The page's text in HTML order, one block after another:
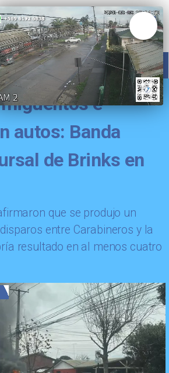
LOCAL DEPORTES
e
autos: Banda
de Brinks en
que se produjo un
entre Carabineros y la
resultado en al menos cuatro